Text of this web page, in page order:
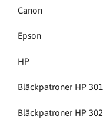
Canon
Epson
HP
Bläckpatroner HP 301
Bläckpatroner HP 302